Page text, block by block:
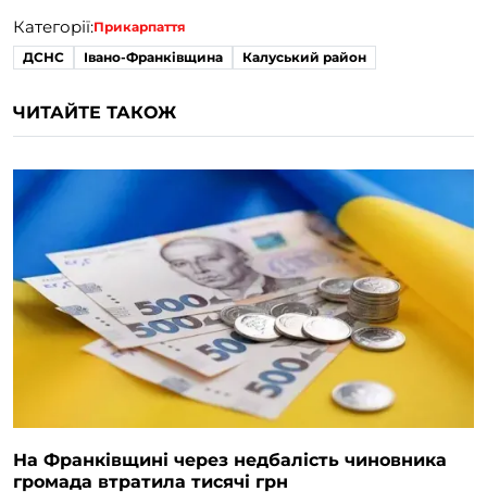
Категорії:Прикарпаття
ДСНС
Івано-Франківщина Калуський район
ЧИТАЙТЕ ТАКОЖ
На Франківщині через недбалість чиновника
громада втратила тисячі грн